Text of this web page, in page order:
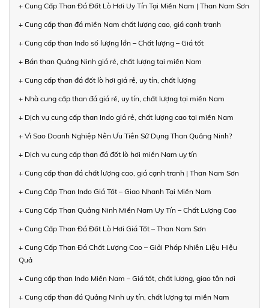
+ Cung Cấp Than Đá Đốt Lò Hơi Uy Tín Tại Miền Nam | Than Nam Sơn
+ Cung cấp than đá miền Nam chất lượng cao, giá cạnh tranh
+ Cung cấp than Indo số lượng lớn – Chất lượng – Giá tốt
+ Bán than Quảng Ninh giá rẻ, chất lượng tại miền Nam
+ Cung cấp than đá đốt lò hơi giá rẻ, uy tín, chất lượng
+ Nhà cung cấp than đá giá rẻ, uy tín, chất lượng tại miền Nam
+ Dịch vụ cung cấp than Indo giá rẻ, chất lượng cao tại miền Nam
+ Vì Sao Doanh Nghiệp Nên Ưu Tiên Sử Dụng Than Quảng Ninh?
+ Dịch vụ cung cấp than đá đốt lò hơi miền Nam uy tín
+ Cung cấp than đá chất lượng cao, giá cạnh tranh | Than Nam Sơn
+ Cung Cấp Than Indo Giá Tốt – Giao Nhanh Tại Miền Nam
+ Cung Cấp Than Quảng Ninh Miền Nam Uy Tín – Chất Lượng Cao
+ Cung Cấp Than Đá Đốt Lò Hơi Giá Tốt – Than Nam Sơn
+ Cung Cấp Than Đá Chất Lượng Cao – Giải Pháp Nhiên Liệu Hiệu
Quả
+ Cung cấp than Indo Miền Nam – Giá tốt, chất lượng, giao tận nơi
+ Cung cấp than đá Quảng Ninh uy tín, chất lượng tại miền Nam